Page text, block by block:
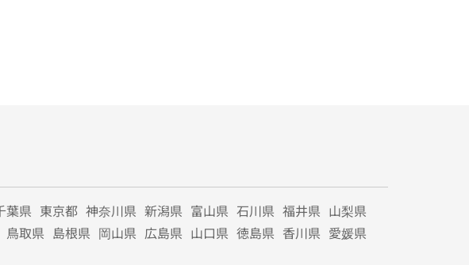
葉県 東京都 神奈川県 新潟県 富山県 石川県 福井県 山梨県
鳥取県 島根県 岡山県 広島県 山口県 徳島県 香川県 愛媛県